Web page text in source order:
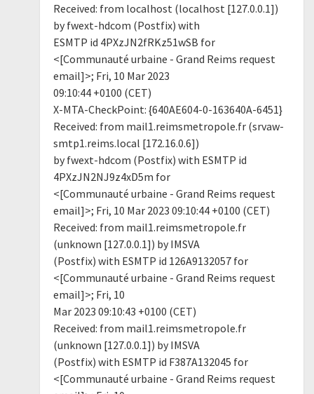
Received: from localhost (localhost [127.0.0.1])
by fwext-hdcom (Postfix) with
ESMTP id 4PXzJN2fRKz51wSB for
<[Communauté urbaine - Grand Reims request
email]>; Fri, 10 Mar 2023
09:10:44 +0100 (CET)
X-MTA-CheckPoint: {640AE604-0-163640A-6451}
Received: from mail1.reimsmetropole.fr (srvaw-
smtp1.reims.local [172.16.0.6])
by fwext-hdcom (Postfix) with ESMTP id
4PXzJN2NJ9z4xD5m for
<[Communauté urbaine - Grand Reims request
email]>; Fri, 10 Mar 2023 09:10:44 +0100 (CET)
Received: from mail1.reimsmetropole.fr
(unknown [127.0.0.1]) by IMSVA
(Postfix) with ESMTP id 126A9132057 for
<[Communauté urbaine - Grand Reims request
email]>; Fri, 10
Mar 2023 09:10:43 +0100 (CET)
Received: from mail1.reimsmetropole.fr
(unknown [127.0.0.1]) by IMSVA
(Postfix) with ESMTP id F387A132045 for
<[Communauté urbaine - Grand Reims request